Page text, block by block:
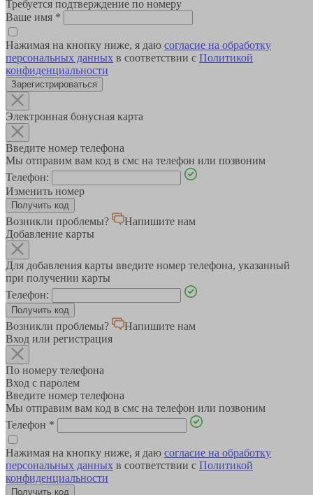
Требуется подтверждение по номеру
Ваше имя *
Нажимая на кнопку ниже, я даю согласие на обработку
персональных данных в соответствии с Политикой
конфиденциальности
Зарегистрироваться
Электронная бонусная карта
Введите номер телефона
Мы отправим вам код в смс на телефон или позвоним
Телефон:
Изменить номер
Возникли проблемы?
Напишите нам
Добавление карты
Для добавления карты введите номер телефона, указанный
при получении карты
Телефон:
Возникли проблемы?
Напишите нам
Вход или регистрация
По номеру телефона
Вход с паролем
Введите номер телефона
Мы отправим вам код в смс на телефон или позвоним
Телефон *
Нажимая на кнопку ниже, я даю согласие на обработку
персональных данных в соответствии с Политикой
конфиденциальности